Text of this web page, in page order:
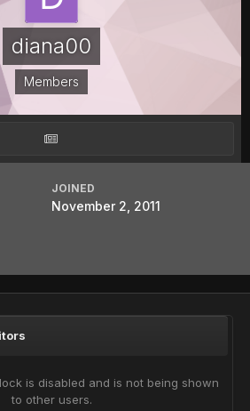
diana00
Members
JOINED
November 2, 2011
is disabled and is not being shown
to other users.